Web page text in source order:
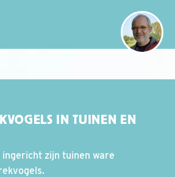
IN TUINEN EN
ingericht zijn tuinen ware